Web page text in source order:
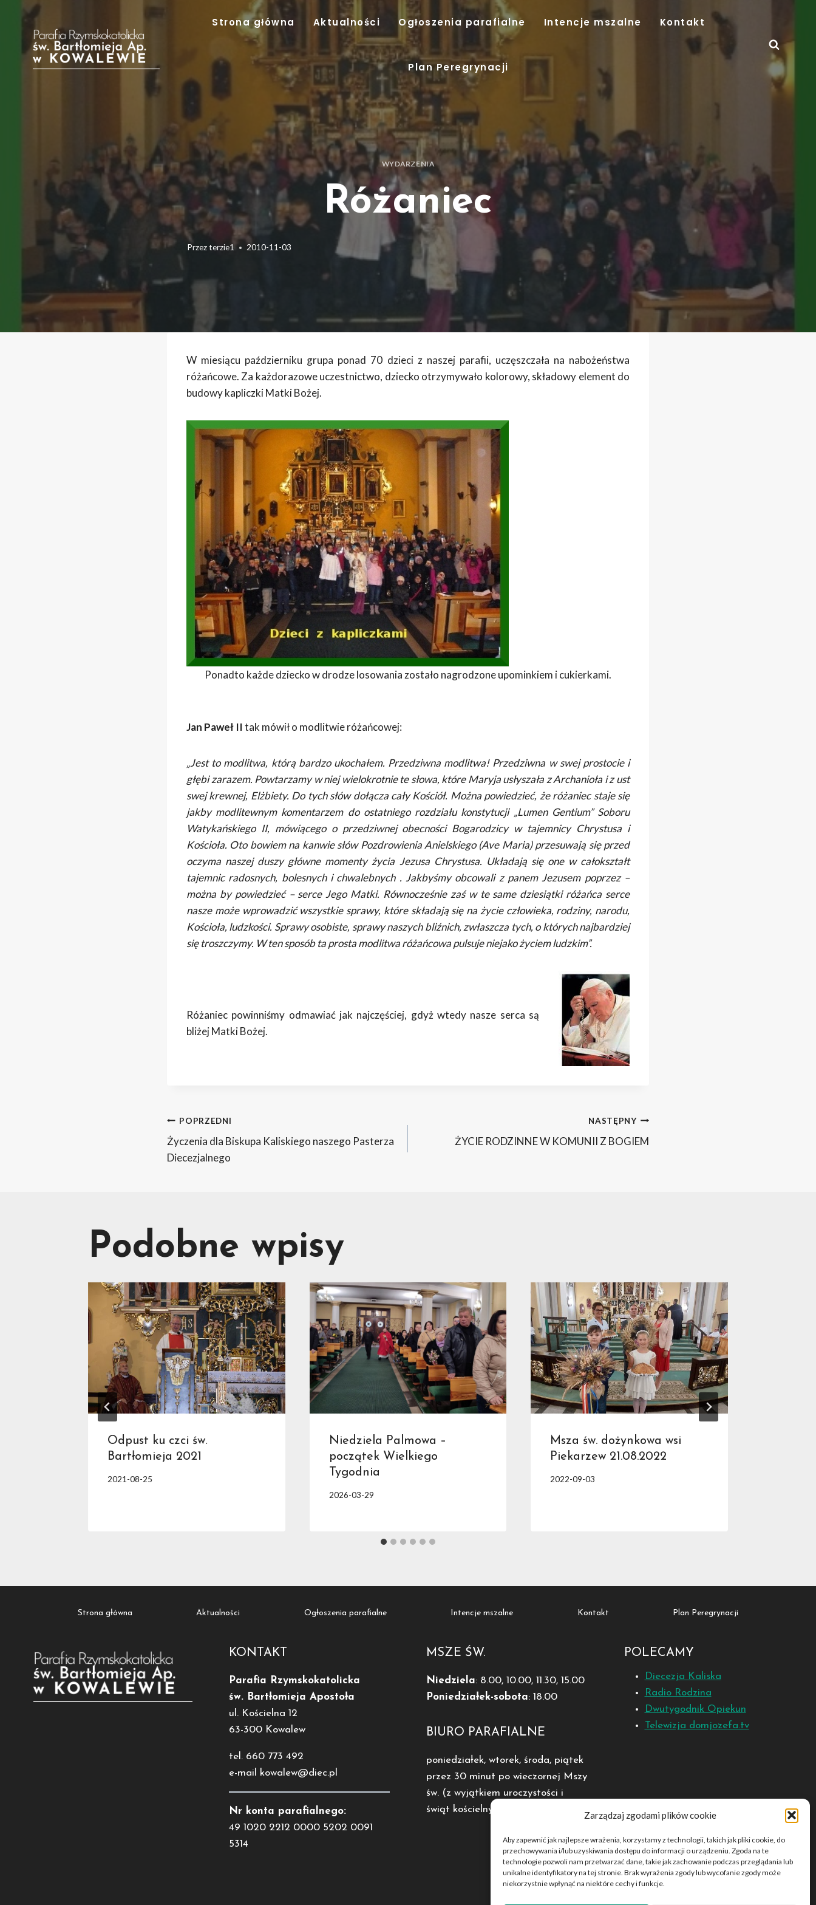
Zarządzaj zgodami plików cookie
Aby zapewnić jak najlepsze wrażenia, korzystamy z technologii, takich jak pliki cookie, do
przechowywania i/lub uzyskiwania dostępu do informacji o urządzeniu. Zgoda na te
technologie pozwoli nam przetwarzać dane, takie jak zachowanie podczas przeglądania lub
unikalne identyfikatory na tej stronie. Brak wyrażenia zgody lub wycofanie zgody może
niekorzystnie wpłynąć na niektóre cechy i funkcje.
Przejdź
Strona główna Aktualności Ogłoszenia parafialne Intencje mszalne Kontakt
Plan Peregrynacji
WYDARZENIA
Różaniec
Przezterzie1 2010-11-03
W miesiącu październiku grupa ponad 70 dzieci z naszej parafii, uczęszczała na nabożeństwa
różańcowe. Za każdorazowe uczestnictwo, dziecko otrzymywało kolorowy, składowy element do
budowy kapliczki Matki Bożej.
Ponadto każde dziecko w drodze losowania zostało nagrodzone upominkiem i cukierkami.
Jan Paweł IItak mówił o modlitwie różańcowej:
„Jest to modlitwa, którą bardzo ukochałem. Przedziwna modlitwa! Przedziwna w swej prostocie i
głębi zarazem. Powtarzamy w niej wielokrotnie te słowa, które Maryja usłyszała z Archanioła i z ust
swej krewnej, Elżbiety. Do tych słów dołącza cały Kościół. Można powiedzieć, że różaniec staje się
jakby modlitewnym komentarzem do ostatniego rozdziału konstytucji „Lumen Gentium” Soboru
Watykańskiego II, mówiącego o przedziwnej obecności Bogarodzicy w tajemnicy Chrystusa i
Kościoła. Oto bowiem na kanwie słów Pozdrowienia Anielskiego (Ave Maria) przesuwają się przed
oczyma naszej duszy główne momenty życia Jezusa Chrystusa. Układają się one w całokształt
tajemnic radosnych, bolesnych i chwalebnych . Jakbyśmy obcowali z panem Jezusem poprzez –
można by powiedzieć – serce Jego Matki. Równocześnie zaś w te same dziesiątki różańca serce
nasze może wprowadzić wszystkie sprawy, które składają się na życie człowieka, rodziny, narodu,
Kościoła, ludzkości. Sprawy osobiste, sprawy naszych bliźnich, zwłaszcza tych, o których najbardziej
się troszczymy. W ten sposób ta prosta modlitwa różańcowa pulsuje niejako życiem ludzkim”.
Różaniec powinniśmy odmawiać jak najczęściej, gdyż wtedy nasze serca są
bliżej Matki Bożej.
Nawigacja
wpisu
POPRZEDNI
Życzenia dla Biskupa Kaliskiego naszego Pasterza
Diecezjalnego
NASTĘPNY
ŻYCIE RODZINNE W KOMUNII Z BOGIEM
Podobne wpisy
Odpust ku czci św.
Bartłomieja 2021
2021-08-25
Niedziela Palmowa –
początek Wielkiego
Tygodnia
2026-03-29
Msza św. dożynkowa wsi
Piekarzew 21.08.2022
2022-09-03
Strona główna Aktualności Ogłoszenia parafialne Intencje mszalne Kontakt Plan Peregrynacji
KONTAKT
Parafia Rzymskokatolicka
św. Bartłomieja Apostoła
ul. Kościelna 12
63-300 Kowalew
tel. 660 773 492
e-mail kowalew@diec.pl
Nr konta parafialnego:
49 1020 2212 0000 5202 0091
5314
MSZE ŚW.
Niedziela: 8.00, 10.00, 11.30, 15.00
Poniedziałek-sobota: 18.00
BIURO PARAFIALNE
poniedziałek, wtorek, środa, piątek
przez 30 minut po wieczornej Mszy
św. (z wyjątkiem uroczystości i
świąt kościelnych).
POLECAMY
Diecezja Kaliska
Radio Rodzina
Dwutygodnik Opiekun
Telewizja domjozefa.tv